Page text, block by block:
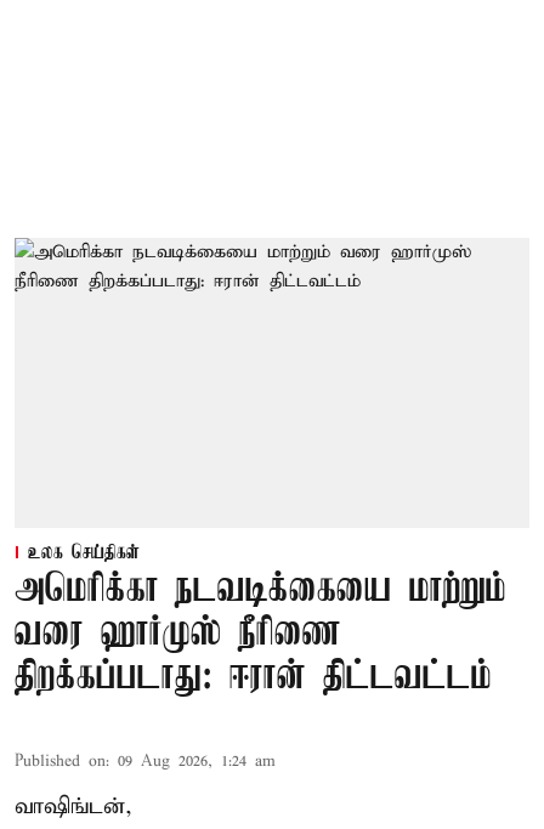
உலக செய்திகள்
அமெரிக்கா நடவடிக்கையை மாற்றும்
வரை ஹார்முஸ் நீரிணை
திறக்கப்படாது: ஈரான் திட்டவட்டம்
Published on: 09 Aug 2026, 1:24 am
வாஷிங்டன்,